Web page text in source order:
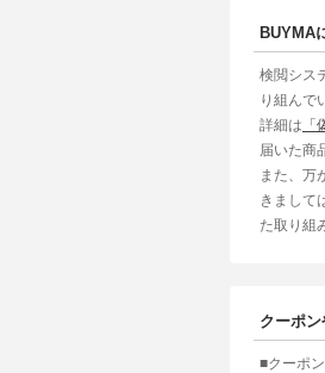
BUYMA
検閲シス
り組んで
詳細は
届いた商
また、万
きまして
た取り組
クーポ
■クーポン